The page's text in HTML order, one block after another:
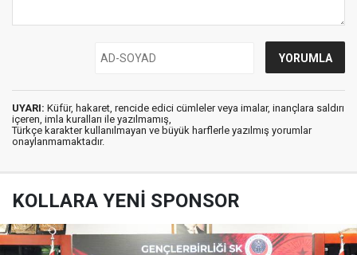
UYARI: Küfür, hakaret, rencide edici cümleler veya imalar, inançlara saldırı
içeren, imla kuralları ile yazılmamış,
Türkçe karakter kullanılmayan ve büyük harflerle yazılmış yorumlar
onaylanmamaktadır.
KOLLARA YENİ SPONSOR